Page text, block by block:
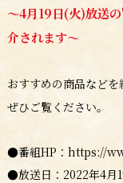
～4月19日(火)放送
介されます～
おすすめの商品などを
ぜひご覧ください。
●番組HP：https://
●放送日：2022年4月